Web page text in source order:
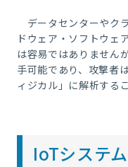
データセンターやク
ドウェア・ソフトウェ
は容易ではありませんが
手可能であり、攻撃者
ィジカル」に解析する
IoTシステ